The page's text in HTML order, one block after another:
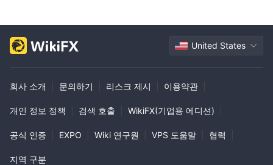
United States
회사 소개 문의하기 리스크 제시 이용약관
개인 정보 정책 검색 호출 WikiFX(기업용 에디션)
공식 인증 EXPO Wiki 연구원 VPS 도움말 협력
지역 구분